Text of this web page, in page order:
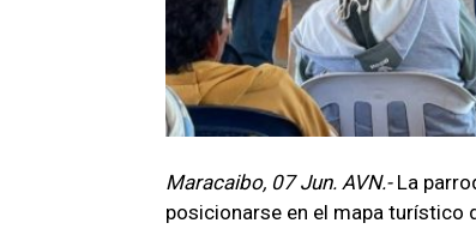
Maracaibo, 07 Jun. AVN.- La
posicionarse en el mapa turístico